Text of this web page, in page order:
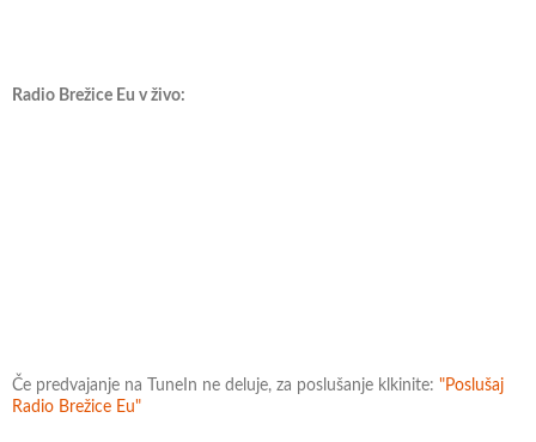
Radio Brežice Eu v živo:
Če predvajanje na TuneIn ne deluje, za poslušanje klkinite: "Poslušaj
Radio Brežice Eu"